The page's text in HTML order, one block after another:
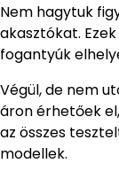
Nem hagytuk
akasztókat.
fogantyúk
Végül, de nem
áron érhetőek
az összes
modellek.